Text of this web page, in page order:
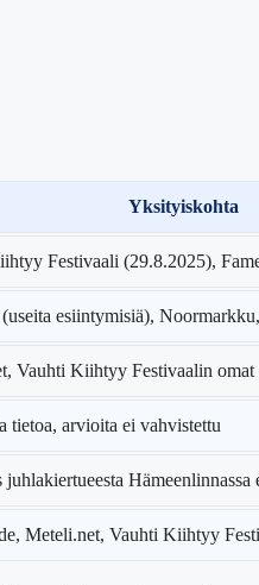
Yksityiskohta
Festivaali (29.8.2025),
(useita esiintymisiä),
Vauhti Kiihtyy Festivaalin omat
tietoa, arvioita ei vahvistettu
juhlakiertueesta Hämeenlinnassa
Meteli.net, Vauhti Kiihtyy